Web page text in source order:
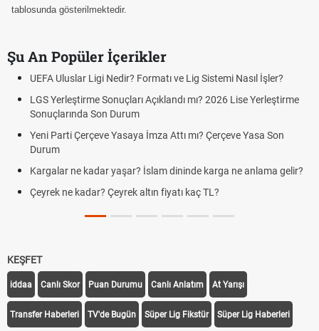
tablosunda gösterilmektedir.
Şu An Popüler İçerikler
UEFA Uluslar Ligi Nedir? Formatı ve Lig Sistemi Nasıl İşler?
LGS Yerleştirme Sonuçları Açıklandı mı? 2026 Lise Yerleştirme
Sonuçlarında Son Durum
Yeni Parti Çerçeve Yasaya İmza Attı mı? Çerçeve Yasa Son
Durum
Kargalar ne kadar yaşar? İslam dininde karga ne anlama gelir?
Çeyrek ne kadar? Çeyrek altın fiyatı kaç TL?
KEŞFET
iddaa Canlı Skor Puan Durumu Canlı Anlatım At Yarışı
Transfer Haberleri TV'de Bugün Süper Lig Fikstür Süper Lig Haberleri